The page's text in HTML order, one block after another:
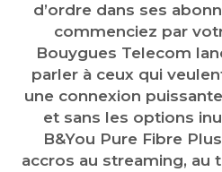
d’ordre dans ses
commenciez par
Bouygues Telecom
parler à ceux qui
une connexion
et sans les options
B&You Pure Fibre
accros au streaming, au